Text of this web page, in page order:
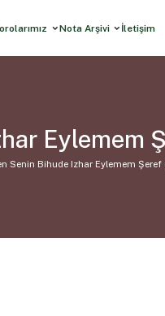
Nota Arşivi İletişim
Eylemem
Senin Bihude Izhar Eylemem